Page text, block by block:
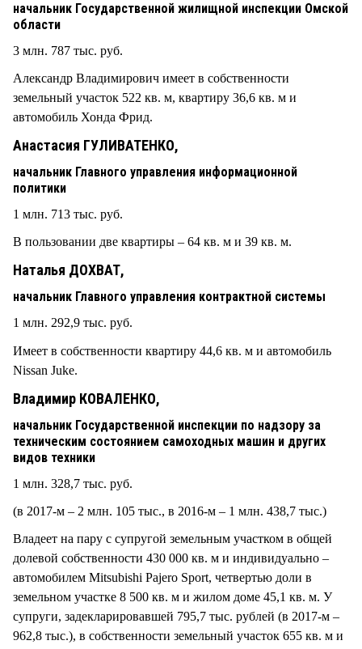
начальник Государственной жилищной инспекции Омской
области
3 млн. 787 тыс. руб.
Александр Владимирович имеет в собственности
земельный участок 522 кв. м, квартиру 36,6 кв. м и
автомобиль Хонда Фрид.
Анастасия ГУЛИВАТЕНКО,
начальник Главного управления информационной
политики
1 млн. 713 тыс. руб.
В пользовании две квартиры – 64 кв. м и 39 кв. м.
Наталья ДОХВАТ,
начальник Главного управления контрактной системы
1 млн. 292,9 тыс. руб.
Имеет в собственности квартиру 44,6 кв. м и автомобиль
Nissan Juke.
Владимир КОВАЛЕНКО,
начальник Государственной инспекции по надзору за
техническим состоянием самоходных машин и других
видов техники
1 млн. 328,7 тыс. руб.
(в 2017-м – 2 млн. 105 тыс., в 2016-м – 1 млн. 438,7 тыс.)
Владеет на пару с супругой земельным участком в общей
долевой собственности 430 000 кв. м и индивидуально –
автомобилем Mitsubishi Pajero Sport, четвертью доли в
земельном участке 8 500 кв. м и жилом доме 45,1 кв. м. У
супруги, задекларировавшей 795,7 тыс. рублей (в 2017-м –
962,8 тыс.), в собственности земельный участок 655 кв. м и